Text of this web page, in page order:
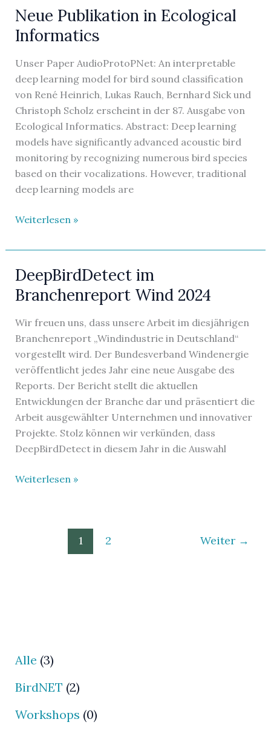
Alle (3)
BirdNET (2)
Workshops (0)
ICLR
2025
Neue Publikation in Ecological
Informatics
Unser Paper AudioProtoPNet: An interpretable
deep learning model for bird sound classification
von René Heinrich, Lukas Rauch, Bernhard Sick und
Christoph Scholz erscheint in der 87. Ausgabe von
Ecological Informatics. Abstract: Deep learning
models have significantly advanced acoustic bird
monitoring by recognizing numerous bird species
based on their vocalizations. However, traditional
deep learning models are
Neue
in
Ecological
Informatics
Weiterlesen »
DeepBirdDetect im
Branchenreport Wind 2024
Wir freuen uns, dass unsere Arbeit im diesjährigen
Branchenreport „Windindustrie in Deutschland“
vorgestellt wird. Der Bundesverband Windenergie
veröffentlicht jedes Jahr eine neue Ausgabe des
Reports. Der Bericht stellt die aktuellen
Entwicklungen der Branche dar und präsentiert die
Arbeit ausgewählter Unternehmen und innovativer
Projekte. Stolz können wir verkünden, dass
DeepBirdDetect in diesem Jahr in die Auswahl
DeepBirdDetect
Weiterlesen »
1 2 Weiter →